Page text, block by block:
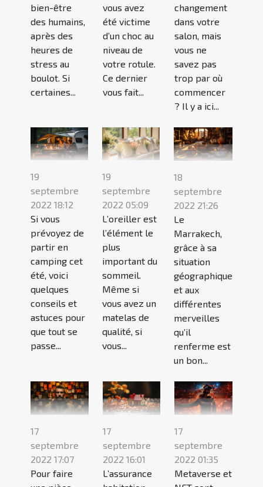
bien-être
des humains,
après des
heures de
stress au
boulot. Si
certaines...
vous avez
été victime
d’un choc au
niveau de
votre rotule.
Ce dernier
vous fait...
changement
dans votre
salon, mais
vous ne
savez pas
trop par où
commencer
? Il y a ici...
19
septembre
2022 18:12
Si vous
prévoyez de
partir en
camping cet
été, voici
quelques
conseils et
astuces pour
que tout se
passe...
19
septembre
2022 05:09
L’oreiller est
l’élément le
plus
important du
sommeil.
Même si
vous avez un
matelas de
qualité, si
vous...
18
septembre
2022 21:26
Le
Marrakech,
grâce à sa
situation
géographique
et aux
différentes
merveilles
qu’il
renferme est
un bon...
17
septembre
2022 17:07
Pour faire
17
septembre
2022 16:01
L’assurance
17
septembre
2022 01:35
Metaverse et